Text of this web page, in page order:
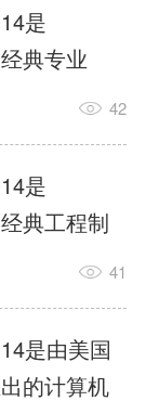
本新增图
理地图、
，优化命
层批量管
操作、点
兼容各类
件互通...
是
典专业
，是工程
注精准二
、参数化
模，广泛
机械制
内设计等
化绘图流
，支持参
42
是
典工程制
高效精准
筑、机
计等多行
运行机制
41
是由美国
的计算机